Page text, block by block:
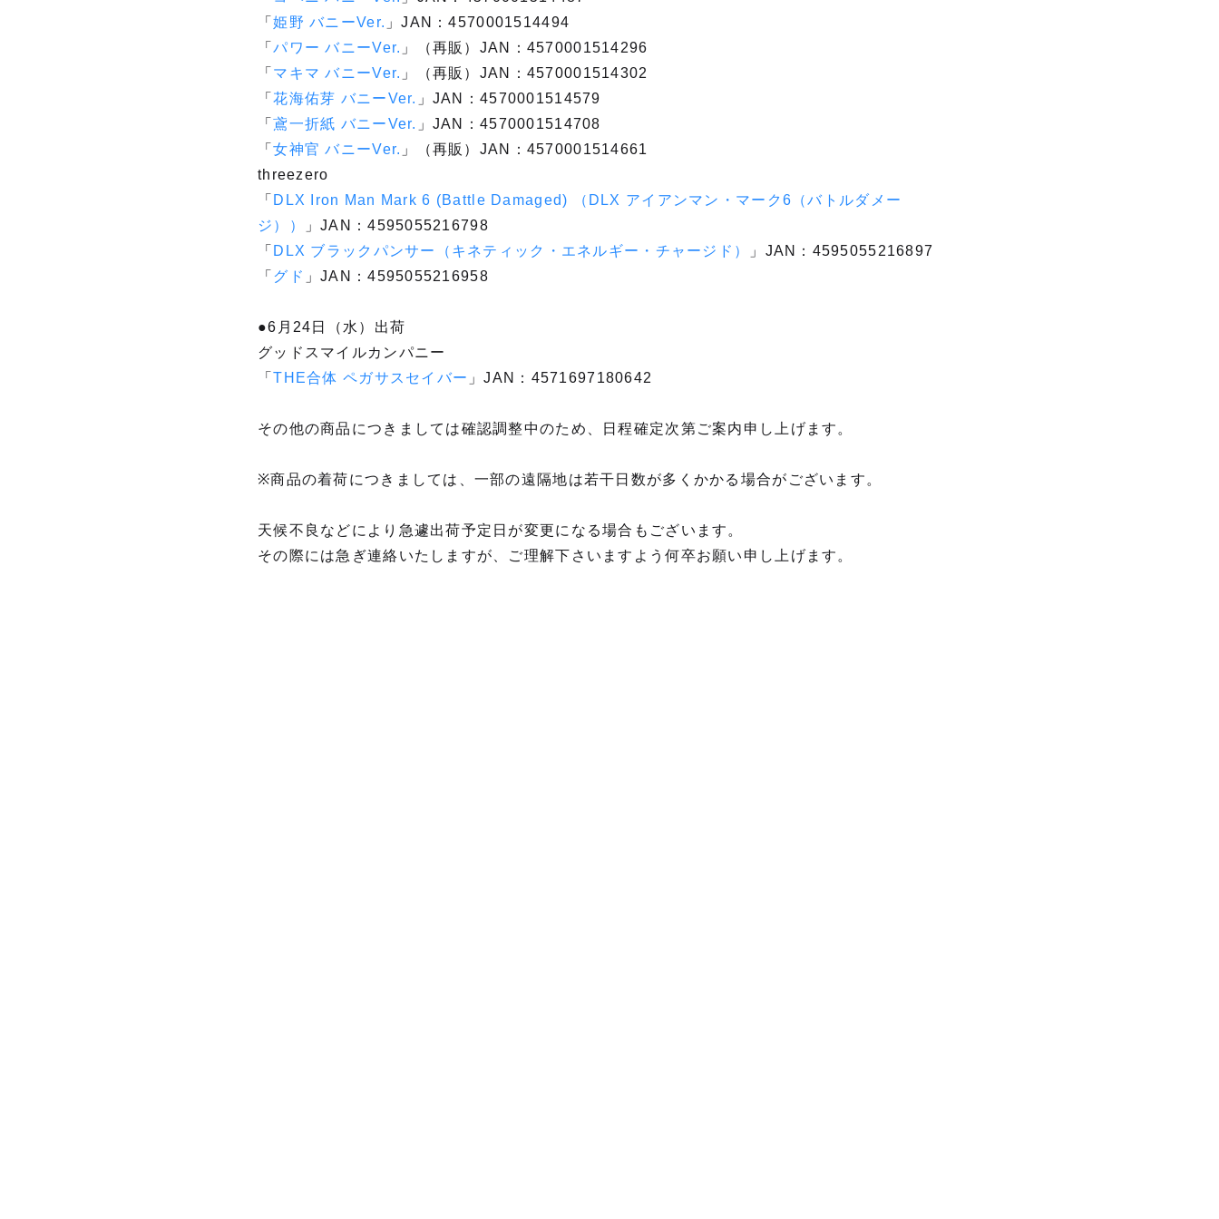
「姫野 バニーVer. 」JAN：4570001514494
「パワー バニーVer. 」（再販）JAN：4570001514296
「 マキマ バニーVer. 」（再販）JAN：4570001514302
「花海佑芽 バニーVer. 」JAN：4570001514579
「鳶一折紙 バニーVer. 」JAN：4570001514708
「女神官 バニーVer. 」（再販）JAN：4570001514661
threezero
「 DLX Iron Man Mark 6 (Battle Damaged) （DLX アイアンマン・マーク6（バトルダメー
ジ））
」JAN：4595055216798
「 DLX ブラックパンサー（キネティック・エネルギー・チャージド）
」JAN：4595055216897
「 グド 」JAN：4595055216958
●6月24日（水）出荷
グッドスマイルカンパニー
「THE合体 ペガサスセイバー 」JAN：4571697180642
その他の商品につきましては確認調整中のため、日程確定次第ご案内申し上げます。
※商品の着荷につきましては、一部の遠隔地は若干日数が多くかかる場合がございます。
天候不良などにより急遽出荷予定日が変更になる場合もございます。
その際には急ぎ連絡いたしますが、ご理解下さいますよう何卒お願い申し上げます。